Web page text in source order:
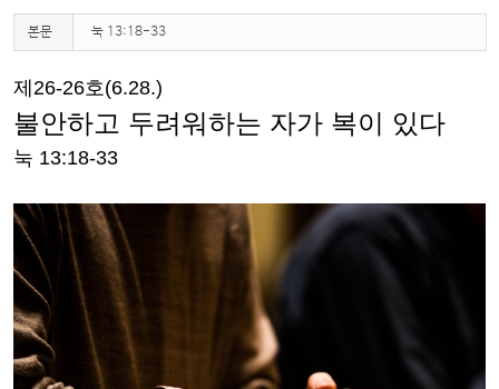
본문 눅 13:18-33
제 26-26호(6.28.)
불안하고 두려워하는 자가 복이 있다
눅 13:18-33